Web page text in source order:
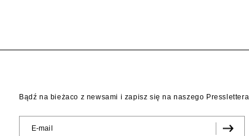
Bądź na bieżaco z newsami i zapisz się na naszego Presslettera